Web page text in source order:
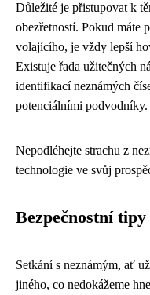
Důležité je přistupovat k
obezřetností. Pokud máte
volajícího, je vždy lepší
Existuje řada užitečných
identifikací neznámých
potenciálními podvodníky.
Nepodléhejte strachu z
technologie ve svůj
Bezpečnostní tipy
Setkání s neznámým, ať
jiného, co nedokážeme